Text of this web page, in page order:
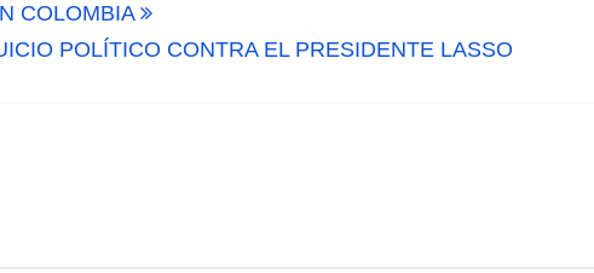
COLOMBIA
POLÍTICO CONTRA EL PRESIDENTE LASSO